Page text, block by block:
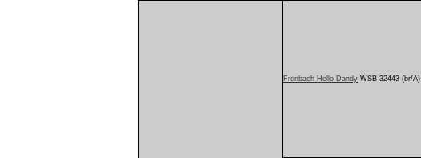
Fronbach Hello Dandy WSB 32443 (br/A)